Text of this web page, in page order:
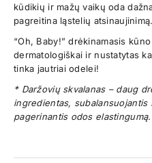
kūdikių ir mažų vaikų oda
pagreitina ląstelių atsinaujinimą.
“Oh, Baby!” drėkinamasis
dermatologiškai ir nustatytas
tinka jautriai odelei!
* Daržovių skvalanas – daug
ingredientas, subalansuojantis
pagerinantis odos elastingumą.